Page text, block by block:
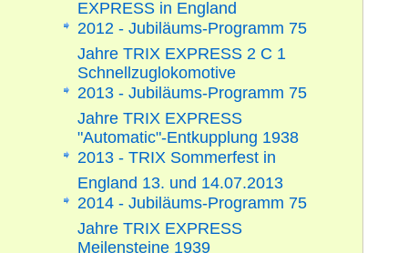
EXPRESS in England
2012 - Jubiläums-Programm 75
Jahre TRIX EXPRESS 2 C 1
Schnellzuglokomotive
2013 - Jubiläums-Programm 75
Jahre TRIX EXPRESS
"Automatic"-Entkupplung 1938
2013 - TRIX Sommerfest in
England 13. und 14.07.2013
2014 - Jubiläums-Programm 75
Jahre TRIX EXPRESS
Meilensteine 1939